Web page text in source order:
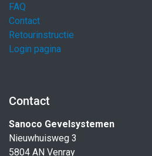
FAQ
Contact
Retourinstructie
Login pagina
Contact
Sanoco Gevelsystemen
Nieuwhuisweg 3
5804 AN Venray